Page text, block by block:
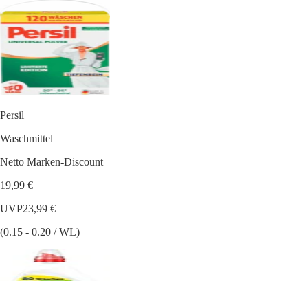
Persil
Waschmittel
Netto Marken-Discount
19,99 €
UVP23,99 €
(0.15 - 0.20 / WL)